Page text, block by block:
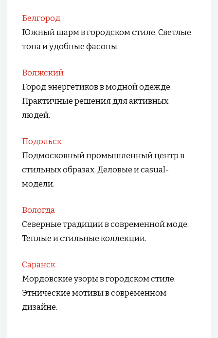
Белгород
Южный шарм в городском стиле. Светлые
тона и удобные фасоны.
Волжский
Город энергетиков в модной одежде.
Практичные решения для активных
людей.
Подольск
Подмосковный промышленный центр в
стильных образах. Деловые и casual-
модели.
Вологда
Северные традиции в современной моде.
Теплые и стильные коллекции.
Саранск
Мордовские узоры в городском стиле.
Этнические мотивы в современном
дизайне.